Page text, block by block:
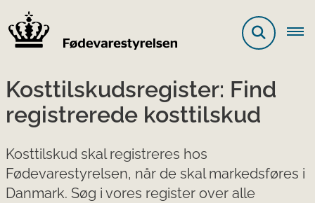
Kosttilskudsregister: Find
registrerede kosttilskud
Kosttilskud skal registreres hos
Fødevarestyrelsen, når de skal markedsføres i
Danmark. Søg i vores register over alle